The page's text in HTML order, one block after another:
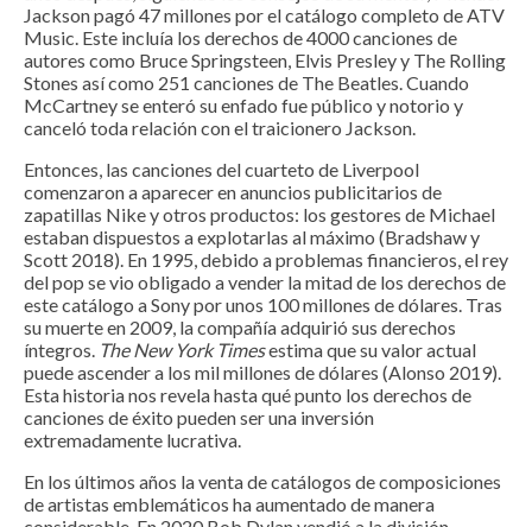
Jackson pagó 47 millones por el catálogo completo de ATV
Music. Este incluía los derechos de 4000 canciones de
autores como Bruce Springsteen, Elvis Presley y The Rolling
Stones así como 251 canciones de The Beatles. Cuando
McCartney se enteró su enfado fue público y notorio y
canceló toda relación con el traicionero Jackson.
Entonces, las canciones del cuarteto de Liverpool
comenzaron a aparecer en anuncios publicitarios de
zapatillas Nike y otros productos: los gestores de Michael
estaban dispuestos a explotarlas al máximo (Bradshaw y
Scott 2018). En 1995, debido a problemas financieros, el rey
del pop se vio obligado a vender la mitad de los derechos de
este catálogo a Sony por unos 100 millones de dólares. Tras
su muerte en 2009, la compañía adquirió sus derechos
íntegros. The New York Timesestima que su valor actual
puede ascender a los mil millones de dólares (Alonso 2019).
Esta historia nos revela hasta qué punto los derechos de
canciones de éxito pueden ser una inversión
extremadamente lucrativa.
En los últimos años la venta de catálogos de composiciones
de artistas emblemáticos ha aumentado de manera